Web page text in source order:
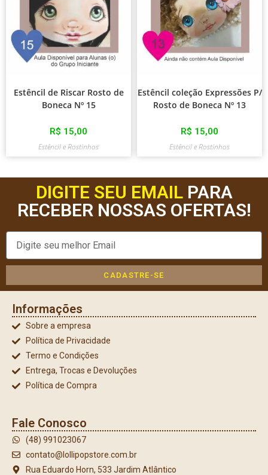
Estêncil de Riscar Rosto de
Boneca Nº 15
R$ 15,00
Estêncil e Rostinhos
Estêncil coleção Expressões P/
Rosto de Boneca Nº 13
R$ 15,00
Estêncil e Rostinhos
DIGITE SEU EMAILPARA
RECEBER NOSSAS OFERTAS!
CADASTRE-SE
Informações
Sobre a empresa
Política de Privacidade
Termo e Condições
Entrega, Trocas e Devoluções
Política de Compra
Fale Conosco
(48) 991023067
contato@lollipopstore.com.br
Rua Eduardo Horn, 533 Jardim Atlântico